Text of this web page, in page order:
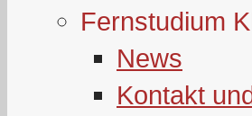
Fernstudium
News
Kontakt